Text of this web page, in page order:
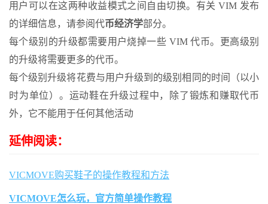
用户可以在这两种收益模式之间自由切换。有关 VIM 发布
的详细信息，请参阅代币经济学部分。
每个级别的升级都需要用户烧掉一些 VIM 代币。更高级别
的升级将需要更多的代币。
每个级别升级将花费与用户升级到的级别相同的时间（以小
时为单位）。运动鞋在升级过程中，除了锻炼和赚取代币
外，它不能用于任何其他活动
延伸阅读：
VICMOVE购买鞋子的操作教程和方法
VICMOVE怎么玩，官方简单操作教程